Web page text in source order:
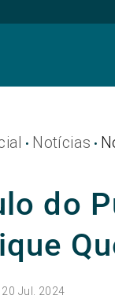
• Notícias •
do
Jul. 2024